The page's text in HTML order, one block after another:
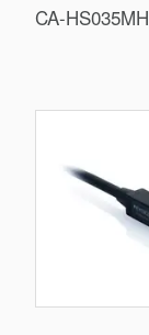
CA-HS035MH